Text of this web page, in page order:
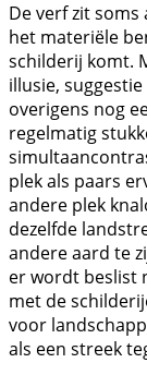
De verf zit
het materiële
schilderij komt.
illusie,
overigens nog
regelmatig
plek als paars
andere plek
dezelfde
andere aard te
er wordt beslist
met de
voor
als een streek